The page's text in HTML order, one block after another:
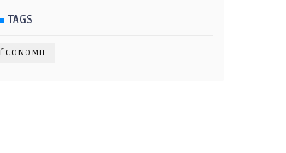
TAGS
ÉCONOMIE